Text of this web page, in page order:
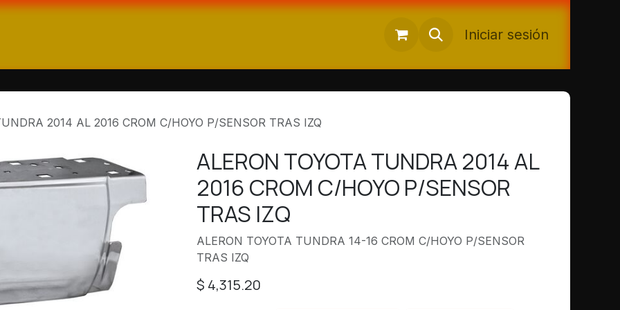
Iniciar sesión
2014 AL 2016 CROM C/HOYO P/SENSOR TRAS IZQ
ALERON TOYOTA TUNDRA 2014 AL
2016 CROM C/HOYO P/SENSOR
TRAS IZQ
ALERON TOYOTA TUNDRA 14-16 CROM C/HOYO P/SENSOR
TRAS IZQ
$ 4,315.20